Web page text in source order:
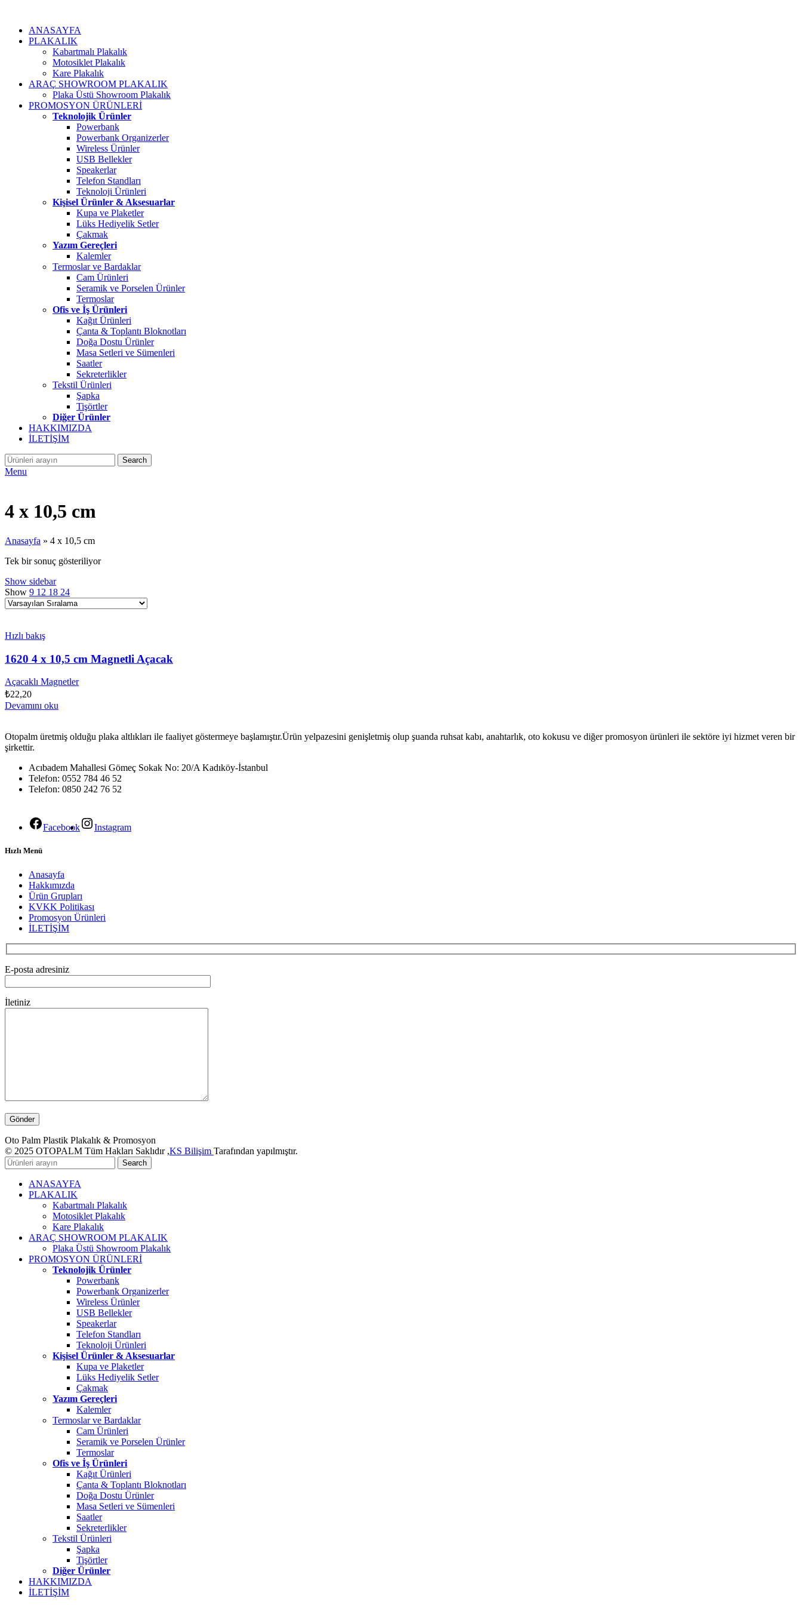
ANASAYFA
PLAKALIK
Kabartmalı Plakalık
Motosiklet Plakalık
Kare Plakalık
ARAÇ SHOWROOM PLAKALIK
Plaka Üstü Showroom Plakalık
PROMOSYON ÜRÜNLERİ
Teknolojik Ürünler
Powerbank
Powerbank Organizerler
Wireless Ürünler
USB Bellekler
Speakerlar
Telefon Standları
Teknoloji Ürünleri
Kişisel Ürünler & Aksesuarlar
Kupa ve Plaketler
Lüks Hediyelik Setler
Çakmak
Yazım Gereçleri
Kalemler
Termoslar ve Bardaklar
Cam Ürünleri
Seramik ve Porselen Ürünler
Termoslar
Ofis ve İş Ürünleri
Kağıt Ürünleri
Çanta & Toplantı Bloknotları
Doğa Dostu Ürünler
Masa Setleri ve Sümenleri
Saatler
Sekreterlikler
Tekstil Ürünleri
Şapka
Tişörtler
Diğer Ürünler
HAKKIMIZDA
İLETİŞİM
Search
Menu
4 x 10,5 cm
Anasayfa » 4 x 10,5 cm
Tek bir sonuç gösteriliyor
Show sidebar
Show 9 12 18 24
Hızlı bakış
1620 4 x 10,5 cm Magnetli Açacak
Açacaklı Magnetler
₺22,20
Devamını oku
Otopalm üretmiş olduğu plaka altlıkları ile faaliyet göstermeye başlamıştır.Ürün yelpazesini genişletmiş olup şuanda ruhsat kabı, anahtarlık, oto kokusu ve diğer promosyon ürünleri ile sektöre iyi hizmet veren bir
şirkettir.
Acıbadem Mahallesi Gömeç Sokak No: 20/A Kadıköy-İstanbul
Telefon: 0552 784 46 52
Telefon: 0850 242 76 52
Facebook Instagram
Hızlı Menü
Anasayfa
Hakkımızda
Ürün Grupları
KVKK Politikası
Promosyon Ürünleri
İLETİŞİM
E-posta adresiniz
İletiniz
Oto Palm Plastik Plakalık & Promosyon
© 2025 OTOPALM Tüm Hakları Saklıdır ,KS Bilişim Tarafından yapılmıştır.
Search
ANASAYFA
PLAKALIK
Kabartmalı Plakalık
Motosiklet Plakalık
Kare Plakalık
ARAÇ SHOWROOM PLAKALIK
Plaka Üstü Showroom Plakalık
PROMOSYON ÜRÜNLERİ
Teknolojik Ürünler
Powerbank
Powerbank Organizerler
Wireless Ürünler
USB Bellekler
Speakerlar
Telefon Standları
Teknoloji Ürünleri
Kişisel Ürünler & Aksesuarlar
Kupa ve Plaketler
Lüks Hediyelik Setler
Çakmak
Yazım Gereçleri
Kalemler
Termoslar ve Bardaklar
Cam Ürünleri
Seramik ve Porselen Ürünler
Termoslar
Ofis ve İş Ürünleri
Kağıt Ürünleri
Çanta & Toplantı Bloknotları
Doğa Dostu Ürünler
Masa Setleri ve Sümenleri
Saatler
Sekreterlikler
Tekstil Ürünleri
Şapka
Tişörtler
Diğer Ürünler
HAKKIMIZDA
İLETİŞİM